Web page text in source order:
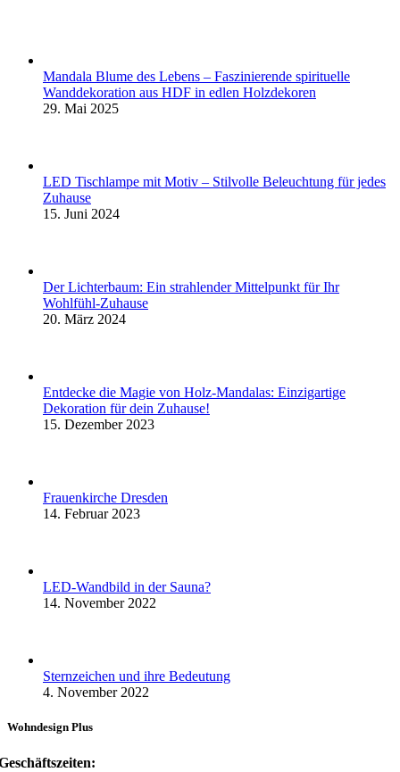
Mandala Blume des Lebens – Faszinierende spirituelle
Wanddekoration aus HDF in edlen Holzdekoren
29. Mai 2025
LED Tischlampe mit Motiv – Stilvolle Beleuchtung für jedes
Zuhause
15. Juni 2024
Der Lichterbaum: Ein strahlender Mittelpunkt für Ihr
Wohlfühl-Zuhause
20. März 2024
Entdecke die Magie von Holz-Mandalas: Einzigartige
Dekoration für dein Zuhause!
15. Dezember 2023
Frauenkirche Dresden
14. Februar 2023
LED-Wandbild in der Sauna?
14. November 2022
Sternzeichen und ihre Bedeutung
4. November 2022
Wohndesign Plus